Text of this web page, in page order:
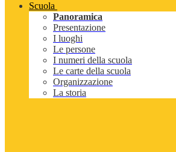
Scuola
Panoramica
Presentazione
I luoghi
Le persone
I numeri della scuola
Le carte della scuola
Organizzazione
La storia